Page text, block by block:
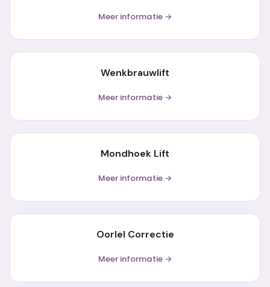
Meer informatie →
Wenkbrauwlift
Meer informatie →
Mondhoek Lift
Meer informatie →
Oorlel Correctie
Meer informatie →